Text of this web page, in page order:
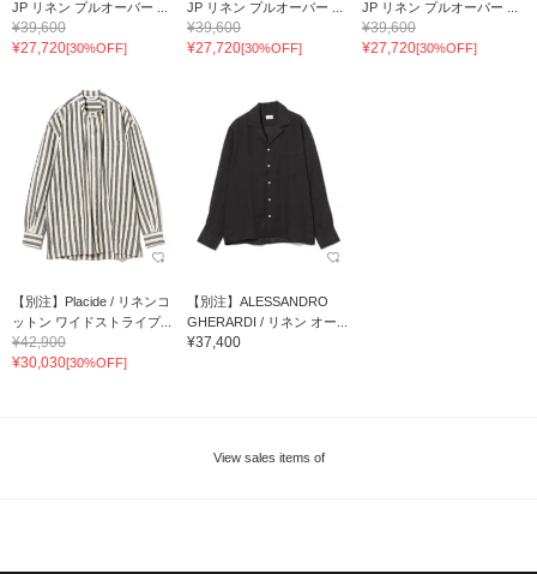
JP リネン プルオーバー ...
¥39,600
¥27,720[30%OFF]
JP リネン プルオーバー ...
¥39,600
¥27,720[30%OFF]
JP リネン プルオーバー ...
¥39,600
¥27,720[30%OFF]
【別注】Placide / リネンコ
ットン ワイドストライプ...
¥42,900
¥30,030[30%OFF]
【別注】ALESSANDRO
GHERARDI / リネン オー...
¥37,400
View sales items of